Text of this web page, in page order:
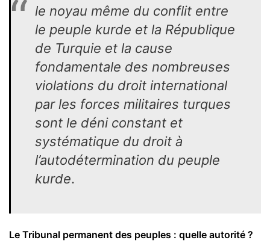
le noyau même du conflit entre
le peuple kurde et la République
de Turquie et la cause
fondamentale des nombreuses
violations du droit international
par les forces militaires turques
sont le déni constant et
systématique du droit à
l’autodétermination du peuple
kurde.
Le Tribunal permanent des peuples : quelle autorité ?